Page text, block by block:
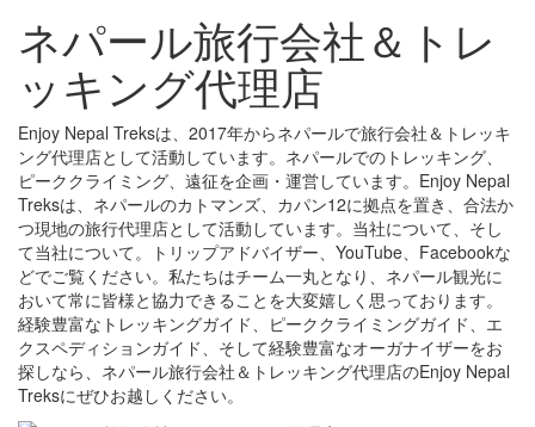
ネパール旅行会社＆トレ
ッキング代理店
Enjoy Nepal Treksは、2017年からネパールで旅行会社＆トレッキ
ング代理店として活動しています。ネパールでのトレッキング、
ピーククライミング、遠征を企画・運営しています。Enjoy Nepal
Treksは、ネパールのカトマンズ、カパン12に拠点を置き、合法か
つ現地の旅行代理店として活動しています。当社について、そし
て当社について。トリップアドバイザー、YouTube、Facebookな
どでご覧ください。私たちはチーム一丸となり、ネパール観光に
おいて常に皆様と協力できることを大変嬉しく思っております。
経験豊富なトレッキングガイド、ピーククライミングガイド、エ
クスペディションガイド、そして経験豊富なオーガナイザーをお
探しなら、ネパール旅行会社＆トレッキング代理店のEnjoy Nepal
Treksにぜひお越しください。